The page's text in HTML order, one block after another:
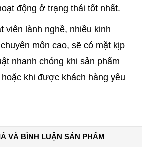
động ở trạng thái tốt nhất.
viên lành nghề, nhiều kinh
môn cao, sẽ có mặt kịp
nhanh chóng khi sản phẩm
khi được khách hàng yêu
VÀ BÌNH LUẬN SẢN PHẨM